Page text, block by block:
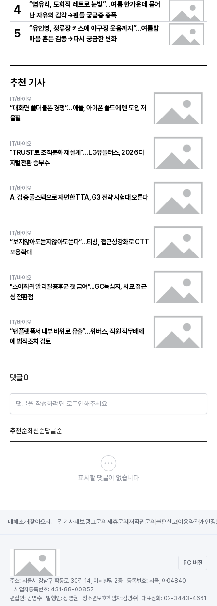
4
“염유리, 도회적 레트로 눈빛”…여름 한가운데 묻어
난 자유의 감각→팬들 궁금증 증폭
5
“유인영, 정류장 키스에 야구장 웃음까지”…여름밤
마음 흔든 감동→다시 궁금한 변화
추천 기사
IT/바이오
“대화면 폴더블폰 경쟁”…애플, 아이폰 폴드에 펜 도입 저
울질
IT/바이오
"TRUST로 조직문화 재설계"…LG유플러스, 2026 디
지털전환 승부수
IT/바이오
AI 검증 풀스택으로 재편한 TTA, G3 전략 시험대 오른다
IT/바이오
“보지않아도듣지않아도쓴다”…티빙, 접근성강화로 OTT
포용확대
IT/바이오
"소아희귀 알라질증후군 첫 급여"...GC녹십자, 치료 접근
성 전환점
IT/바이오
“팬플랫폼서 내부 비위로 유출”…위버스, 직원 직무배제
에 법적조치 검토
댓글0
댓글을 작성하려면 로그인해주세요
추천순최신순답글순
표시할 댓글이 없습니다
매체소개 찾아오시는 길기사제보광고문의 제휴문의 저작권문의 불편신고이용약관개인정
PC 버전
주소: 서울시 강남구 학동로 30길 14, 이세빌딩 2층 등록번호: 서울, 아04840
사업자등록번호: 431-88-00857
편집인: 김명수 발행인: 장영권 청소년보호책임자:김명수 대표전화: 02-3443-4661